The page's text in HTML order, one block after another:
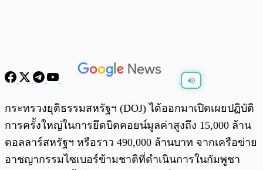
พร้อมเล่น 0:00 0:00
กระทรวงยุติธรรมสหรัฐฯ (DOJ) ได้ออกมาเปิดเผยปฏิบัติ
การครั้งใหญ่ในการยึดบิตคอยน์มูลค่าสูงถึง 15,000 ล้าน
ดอลลาร์สหรัฐฯ หรือราว 490,000 ล้านบาท จากเครือข่าย
อาชญากรรมไซเบอร์ข้ามชาติที่ดำเนินการในกัมพูชา